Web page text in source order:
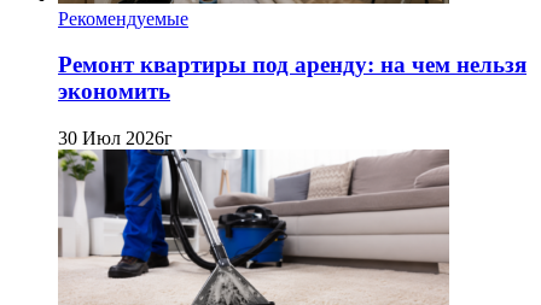
Рекомендуемые
Ремонт квартиры под аренду: на чем нельзя
экономить
30 Июл 2026г